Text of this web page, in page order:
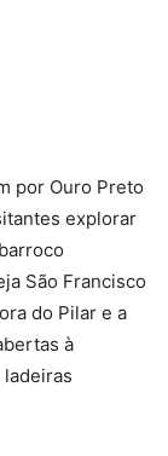
por Ouro Preto
explorar
São Francisco
do Pilar e a
à